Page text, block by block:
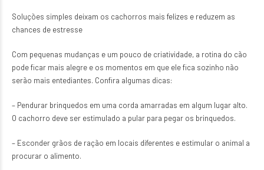
Soluções simples deixam os cachorros mais felizes e reduzem as
chances de estresse
Com pequenas mudanças e um pouco de criatividade, a rotina do cão
pode ficar mais alegre e os momentos em que ele fica sozinho não
serão mais entediantes. Confira algumas dicas:
– Pendurar brinquedos em uma corda amarradas em algum lugar alto.
O cachorro deve ser estimulado a pular para pegar os brinquedos.
– Esconder grãos de ração em locais diferentes e estimular o animal a
procurar o alimento.